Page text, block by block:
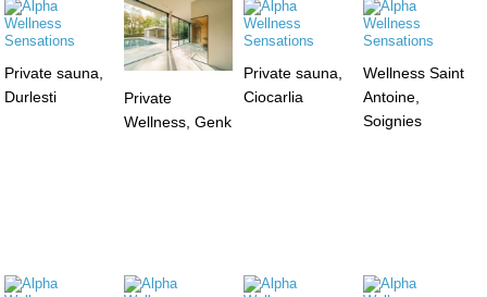
Private sauna,
Durlesti
Private
Wellness, Genk
Private sauna,
Ciocarlia
Wellness Saint
Antoine,
Soignies